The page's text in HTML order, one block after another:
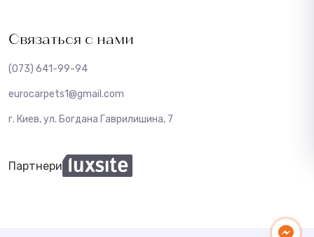
Связаться с нами
(073) 641-99-94
eurocarpets1@gmail.com
г. Киев, ул. Богдана Гаврилишина, 7
Партнери